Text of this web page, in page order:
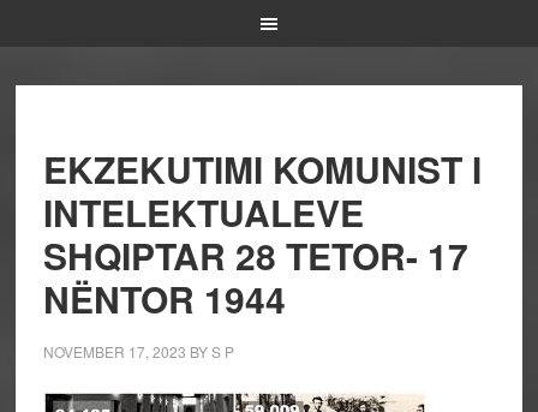
EKZEKUTIMI KOMUNIST I
INTELEKTUALEVE
SHQIPTAR 28 TETOR- 17
NËNTOR 1944
NOVEMBER 17, 2023 BYS P